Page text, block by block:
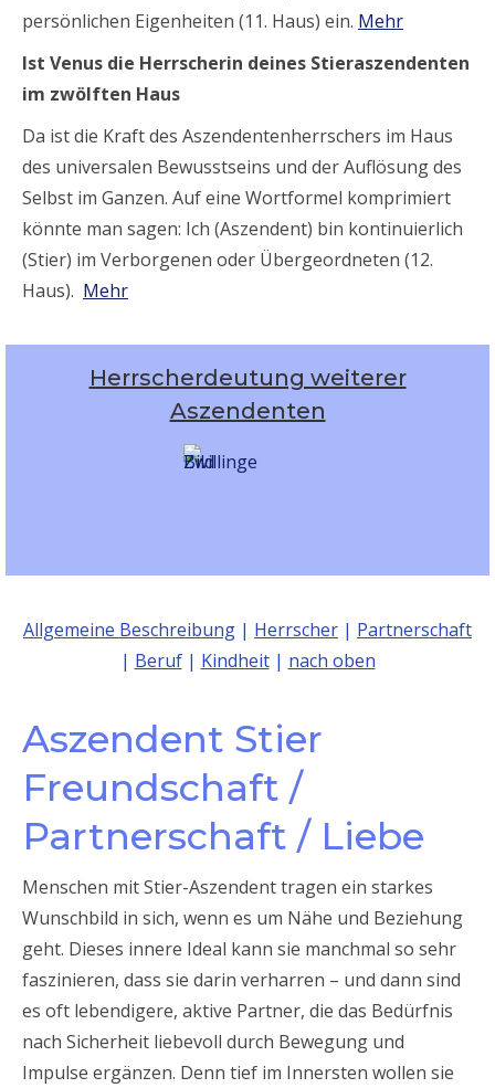
persönlichen Eigenheiten (11. Haus) ein. Mehr
Ist Venus die Herrscherin deines Stieraszendenten
im zwölften Haus
Da ist die Kraft des Aszendentenherrschers im Haus
des universalen Bewusstseins und der Auflösung des
Selbst im Ganzen. Auf eine Wortformel komprimiert
könnte man sagen: Ich (Aszendent) bin kontinuierlich
(Stier) im Verborgenen oder Übergeordneten (12.
Haus). Mehr
Herrscherdeutung weiterer
Aszendenten
Allgemeine Beschreibung | Herrscher | Partnerschaft
| Beruf| Kindheit| nach oben
Aszendent Stier
Freundschaft /
Partnerschaft / Liebe
Menschen mit Stier-Aszendent tragen ein starkes
Wunschbild in sich, wenn es um Nähe und Beziehung
geht. Dieses innere Ideal kann sie manchmal so sehr
faszinieren, dass sie darin verharren – und dann sind
es oft lebendigere, aktive Partner, die das Bedürfnis
nach Sicherheit liebevoll durch Bewegung und
Impulse ergänzen. Denn tief im Innersten wollen sie